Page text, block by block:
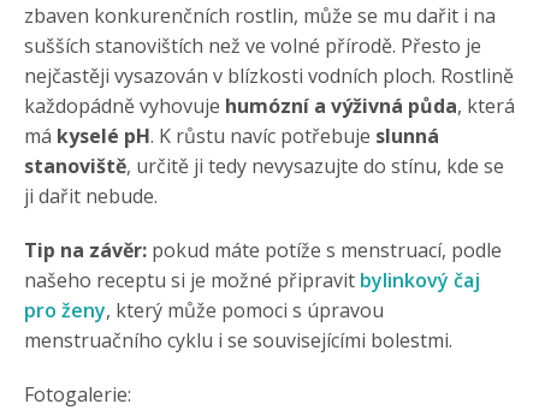
zbaven konkurenčních rostlin, může se mu dařit i na
sušších stanovištích než ve volné přírodě. Přesto je
nejčastěji vysazován v blízkosti vodních ploch. Rostlině
každopádně vyhovuje humózní a výživná půda, která
má kyselé pH. K růstu navíc potřebuje slunná
stanoviště, určitě ji tedy nevysazujte do stínu, kde se
ji dařit nebude.
Tip na závěr: pokud máte potíže s menstruací, podle
našeho receptu si je možné připravit bylinkový čaj
pro ženy, který může pomoci s úpravou
menstruačního cyklu i se souvisejícími bolestmi.
Fotogalerie: